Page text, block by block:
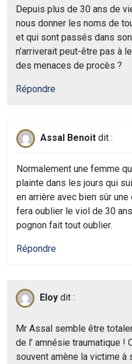
Depuis plus de 30 ans de
nous donner les noms de
et qui sont passés dans
n’arriverait peut-être pas à
des menaces de procès ?
Répondre
Assal Benoit dit :
Normalement une femme
plainte dans les jours qui
en arrière avec bien sûr
fera oublier le viol de 30
pognon fait tout oublier.
Répondre
Eloy dit :
Mr Assal semble être
de l’ amnésie traumatique !
souvent amène la victime à